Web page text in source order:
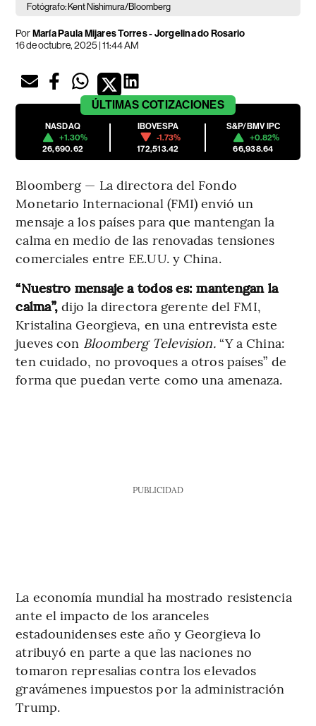
Fotógrafo: Kent Nishimura/Bloomberg
PorMaría Paula Mijares Torres - Jorgelina do Rosario
16 de octubre, 2025 | 11:44 AM
ÚLTIMAS COTIZACIONES
NASDAQ
+1.30%
26,690.62
IBOVESPA
-1.73%
172,513.42
S&P/BMV IPC
+0.82%
66,938.64
Bloomberg — La directora del Fondo
Monetario Internacional (FMI) envió un
mensaje a los países para que mantengan la
calma en medio de las renovadas tensiones
comerciales entre EE.UU. y China.
“Nuestro mensaje a todos es: mantengan la
calma”,dijo la directora gerente del FMI,
Kristalina Georgieva, en una entrevista este
jueves con Bloomberg Television.“Y a China:
ten cuidado, no provoques a otros países” de
forma que puedan verte como una amenaza.
PUBLICIDAD
La economía mundial ha mostrado resistencia
ante el impacto de los aranceles
estadounidenses este año y Georgieva lo
atribuyó en parte a que las naciones no
tomaron represalias contra los elevados
gravámenes impuestos por la administración
Trump.